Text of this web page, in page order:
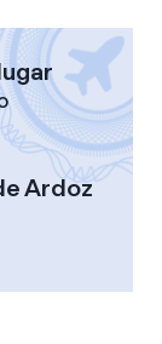
Ardoz